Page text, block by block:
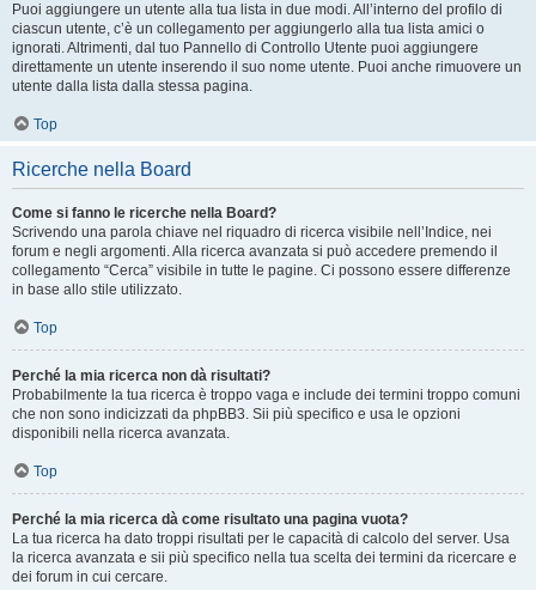
Puoi aggiungere un utente alla tua lista in due modi. All’interno del profilo di
ciascun utente, c’è un collegamento per aggiungerlo alla tua lista amici o
ignorati. Altrimenti, dal tuo Pannello di Controllo Utente puoi aggiungere
direttamente un utente inserendo il suo nome utente. Puoi anche rimuovere un
utente dalla lista dalla stessa pagina.
Top
Ricerche nella Board
Come si fanno le ricerche nella Board?
Scrivendo una parola chiave nel riquadro di ricerca visibile nell’Indice, nei
forum e negli argomenti. Alla ricerca avanzata si può accedere premendo il
collegamento “Cerca” visibile in tutte le pagine. Ci possono essere differenze
in base allo stile utilizzato.
Top
Perché la mia ricerca non dà risultati?
Probabilmente la tua ricerca è troppo vaga e include dei termini troppo comuni
che non sono indicizzati da phpBB3. Sii più specifico e usa le opzioni
disponibili nella ricerca avanzata.
Top
Perché la mia ricerca dà come risultato una pagina vuota?
La tua ricerca ha dato troppi risultati per le capacità di calcolo del server. Usa
la ricerca avanzata e sii più specifico nella tua scelta dei termini da ricercare e
dei forum in cui cercare.